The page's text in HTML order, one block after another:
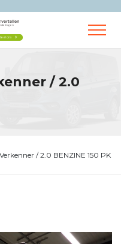
/ 2.0
/ 2.0 BENZINE 150 PK